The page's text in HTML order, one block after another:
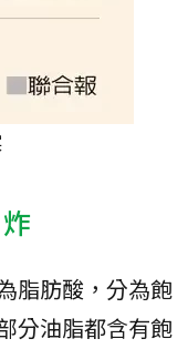
脂肪酸，分為飽
分油脂都含有飽